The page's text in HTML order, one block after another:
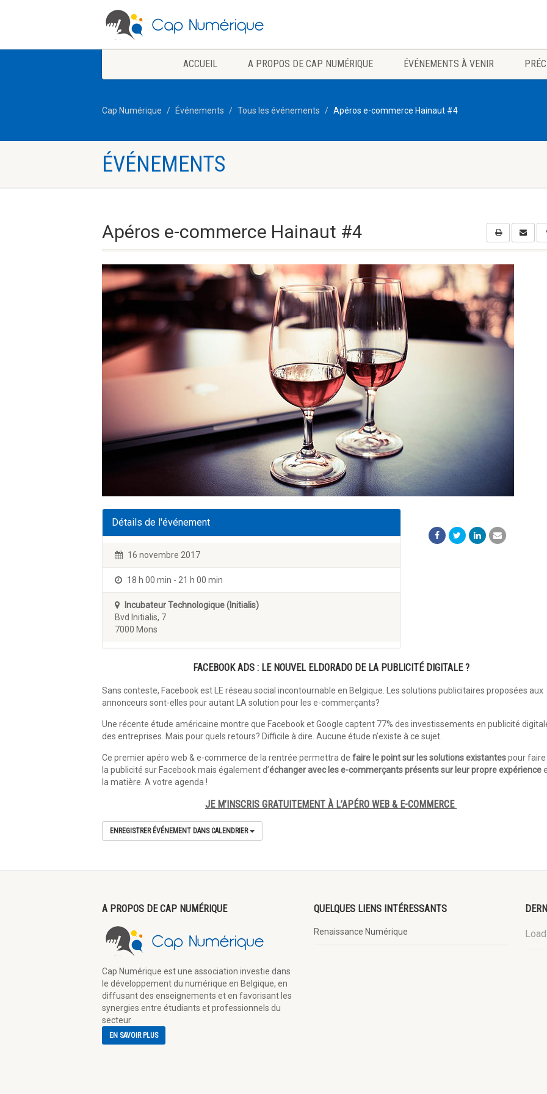
ACCUEIL A PROPOS DE CAP NUMÉRIQUE ÉVÉNEMENTS À VENIR
Cap Numérique Événements Tous les événements Apéros e-commerce Hainaut #4
ÉVÉNEMENTS
Apéros e-commerce Hainaut #4
Détails de l'événement
16 novembre 2017
18 h 00 min - 21 h 00 min
Incubateur Technologique (Initialis)
Bvd Initialis, 7
7000 Mons
FACEBOOK ADS : LE NOUVEL ELDORADO DE LA PUBLICITÉ DIGITALE ?
Sans conteste, Facebook est LE réseau social incontournable en Belgique. Les solutions publicitaires proposées aux
annonceurs sont-elles pour autant LA solution pour les e-commerçants?
Une récente étude américaine montre que Facebook et Google captent 77% des investissements en publicité
des entreprises. Mais pour quels retours? Difficile à dire. Aucune étude n’existe à ce sujet.
Ce premier apéro web & e-commerce de la rentrée permettra de faire le point sur les solutions existantespour faire
la publicité sur Facebook mais également d’échanger avec les e-commerçants présents sur leur propre expérience
la matière. A votre agenda !
JE M’INSCRIS GRATUITEMENT À L’APÉRO WEB & E-COMMERCE
ENREGISTRER ÉVÉNEMENT DANS CALENDRIER
A PROPOS DE CAP NUMÉRIQUE
Cap Numérique est une association investie dans
le développement du numérique en Belgique, en
diffusant des enseignements et en favorisant les
synergies entre étudiants et professionnels du
secteur
EN SAVOIR PLUS
QUELQUES LIENS INTÉRESSANTS
Renaissance Numérique